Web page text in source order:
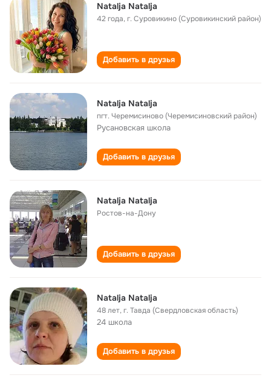
Natalja Natalja
42 года,г. Суровикино (Суровикинский район)
Добавить в друзья
Natalja Natalja
пгт. Черемисиново (Черемисиновский район)
Русановская школа
Добавить в друзья
Natalja Natalja
Ростов-на-Дону
Добавить в друзья
Natalja Natalja
48 лет,г. Тавда (Свердловская область)
24 школа
Добавить в друзья